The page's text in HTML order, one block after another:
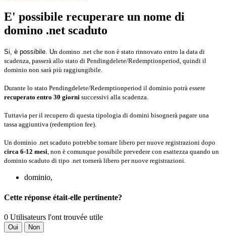
E' possibile recuperare un nome di
domino .net scaduto
Si, è possibile. Un domino .net che non è stato rinnovato entro la data di
scadenza, passerà allo stato di Pendingdelete/Redemptionperiod, quindi il
dominio non sarà più raggiungibile.
Durante lo stato Pendingdelete/Redemptionperiod il dominio potrà essere
recuperato entro 30 giorni successivi alla scadenza.
Tuttavia per il recupero di questa tipologia di domini bisognerà pagare una
tassa aggiuntiva (redemption fee).
Un dominio .net scaduto potrebbe tornare libero per nuove registrazioni dopo
circa 6-12 mesi, non è comunque possibile prevedere con esattezza quando un
dominio scaduto di tipo .net tornerà libero per nuove registrazioni.
dominio,
Cette réponse était-elle pertinente?
0 Utilisateurs l'ont trouvée utile
Oui Non